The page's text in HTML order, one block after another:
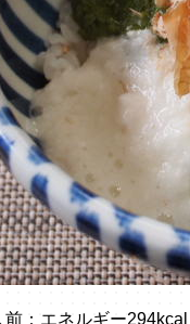
前：エネルギー